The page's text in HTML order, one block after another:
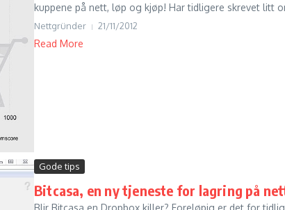
kuppene på nett, løp og kjøp! Har tidligere skrevet litt
Nettgründer 21/11/2012
Read More
Gode tips
Bitcasa, en ny tjeneste for lagring på